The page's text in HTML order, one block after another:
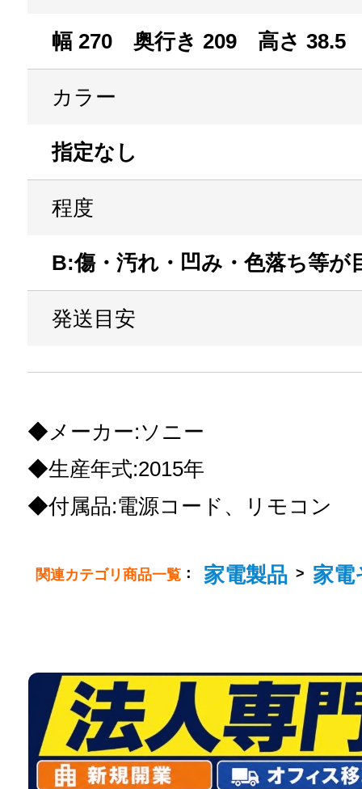
幅 270 奥行き 209 高さ 38.5
カラー
指定なし
程度
B:傷・汚れ・凹み・色落ち等が
発送目安
◆メーカー:ソニー
◆生産年式:2015年
◆付属品:電源コード、リモコン
関連カテゴリ商品一覧 ： 家電製品 > 家電